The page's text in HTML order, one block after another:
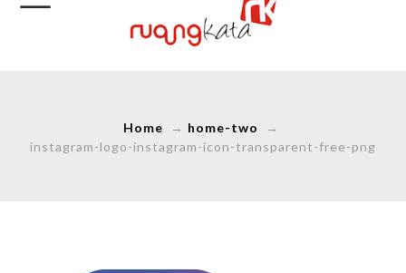
Home → home-two
→
instagram-logo-instagram-icon-transparent-free-png